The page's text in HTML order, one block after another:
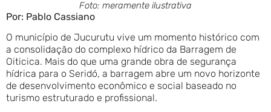
Foto: meramente ilustrativa
Por: Pablo Cassiano
O município de Jucurutu vive um momento histórico com
a consolidação do complexo hídrico da Barragem de
Oiticica. Mais do que uma grande obra de segurança
hídrica para o Seridó, a barragem abre um novo horizonte
de desenvolvimento econômico e social baseado no
turismo estruturado e profissional.